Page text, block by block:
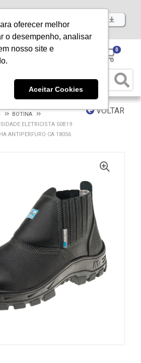
oferecer melhor
o desempenho, analisar
nosso site e
Aceitar Cookies
Baixe já nosso APP
0
VOLTAR
BOTINA
ELETRICISTA 50B19
ANTIPERFURO CA 18056